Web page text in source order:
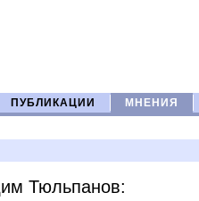
ПУБЛИКАЦИИ МНЕНИЯ
Тюльпанов: